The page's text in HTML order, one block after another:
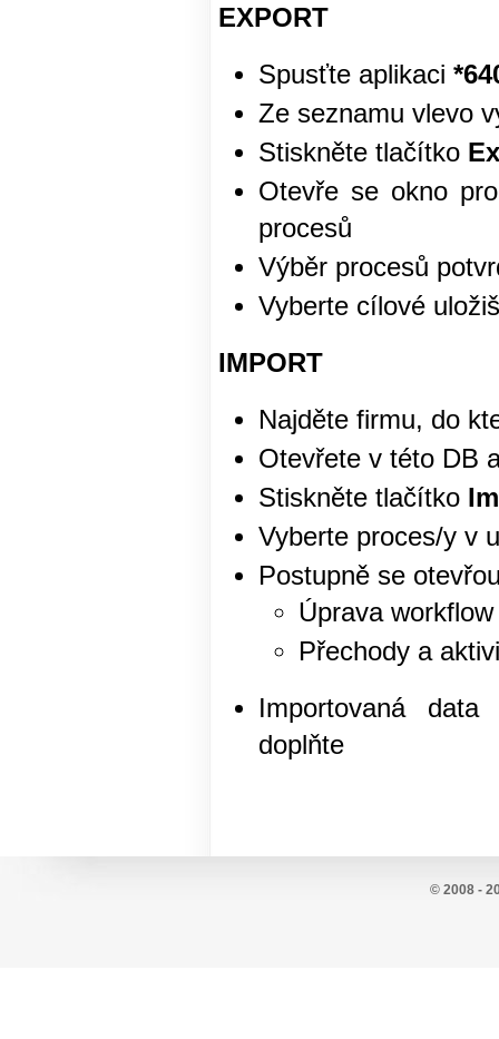
EXPORT
Spusťte aplikaci
Ze seznamu vlevo
Stiskněte tlačítko
Otevře se okno
procesů
Výběr procesů
Vyberte cílové
IMPORT
Najděte firmu, do
Otevřete v této DB
Stiskněte tlačítko
Vyberte proces/y v
Postupně se
Úprava
Přechody a
Importovaná
doplňte
© 2008 -